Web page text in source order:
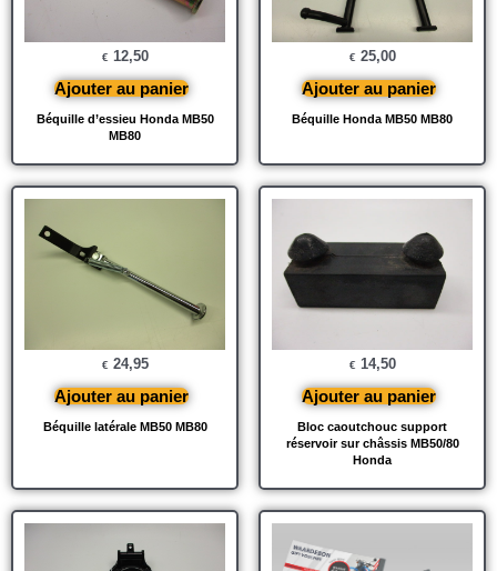
Béquille d’essieu Honda MB50
MB80
€ 12,50
Ajouter au panier
Béquille Honda MB50 MB80
€ 25,00
Ajouter au panier
Béquille latérale MB50 MB80
€ 24,95
Ajouter au panier
Bloc caoutchouc support
réservoir sur châssis MB50/80
Honda
€ 14,50
Ajouter au panier